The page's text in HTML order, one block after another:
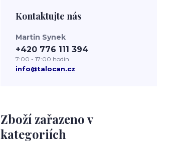
Zboží zařazeno v
kategoriích
Kontaktujte nás
Martin Synek
+420 776 111 394
7:00 - 17:00 hodin
info@talocan.cz